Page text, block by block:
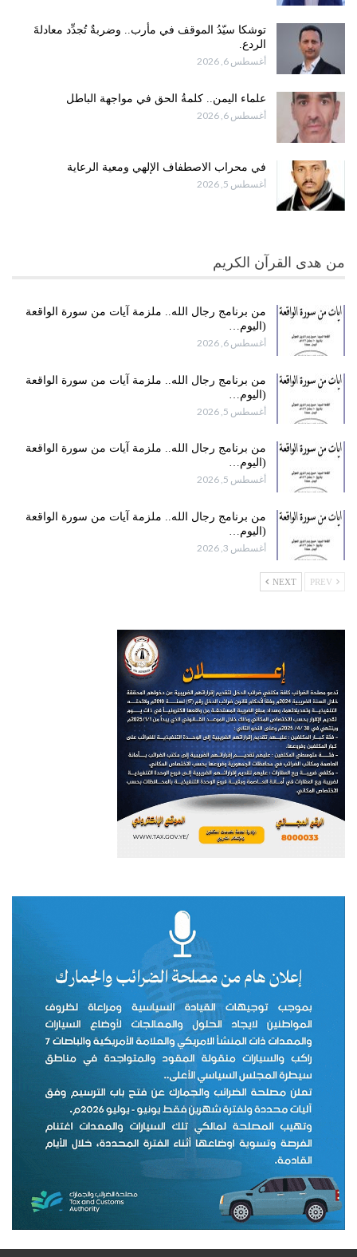
توشكا سيّدُ الموقف في مأرب.. وضربةٌ تُجدِّد معادلةَ
الردع.
أغسطس 6, 2026
علماء اليمن.. كلمةُ الحق في مواجهة الباطل
أغسطس 6, 2026
في محراب الاصطفاف الإلهي ومعية الرعاية
أغسطس 5, 2026
من هدى القرآن الكريم
من برنامج رجال الله.. ملزمة آيات من سورة الواقعة
(اليوم…
أغسطس 6, 2026
من برنامج رجال الله.. ملزمة آيات من سورة الواقعة
(اليوم…
أغسطس 5, 2026
من برنامج رجال الله.. ملزمة آيات من سورة الواقعة
(اليوم…
أغسطس 5, 2026
من برنامج رجال الله.. ملزمة آيات من سورة الواقعة
(اليوم…
أغسطس 3, 2026
NEXT